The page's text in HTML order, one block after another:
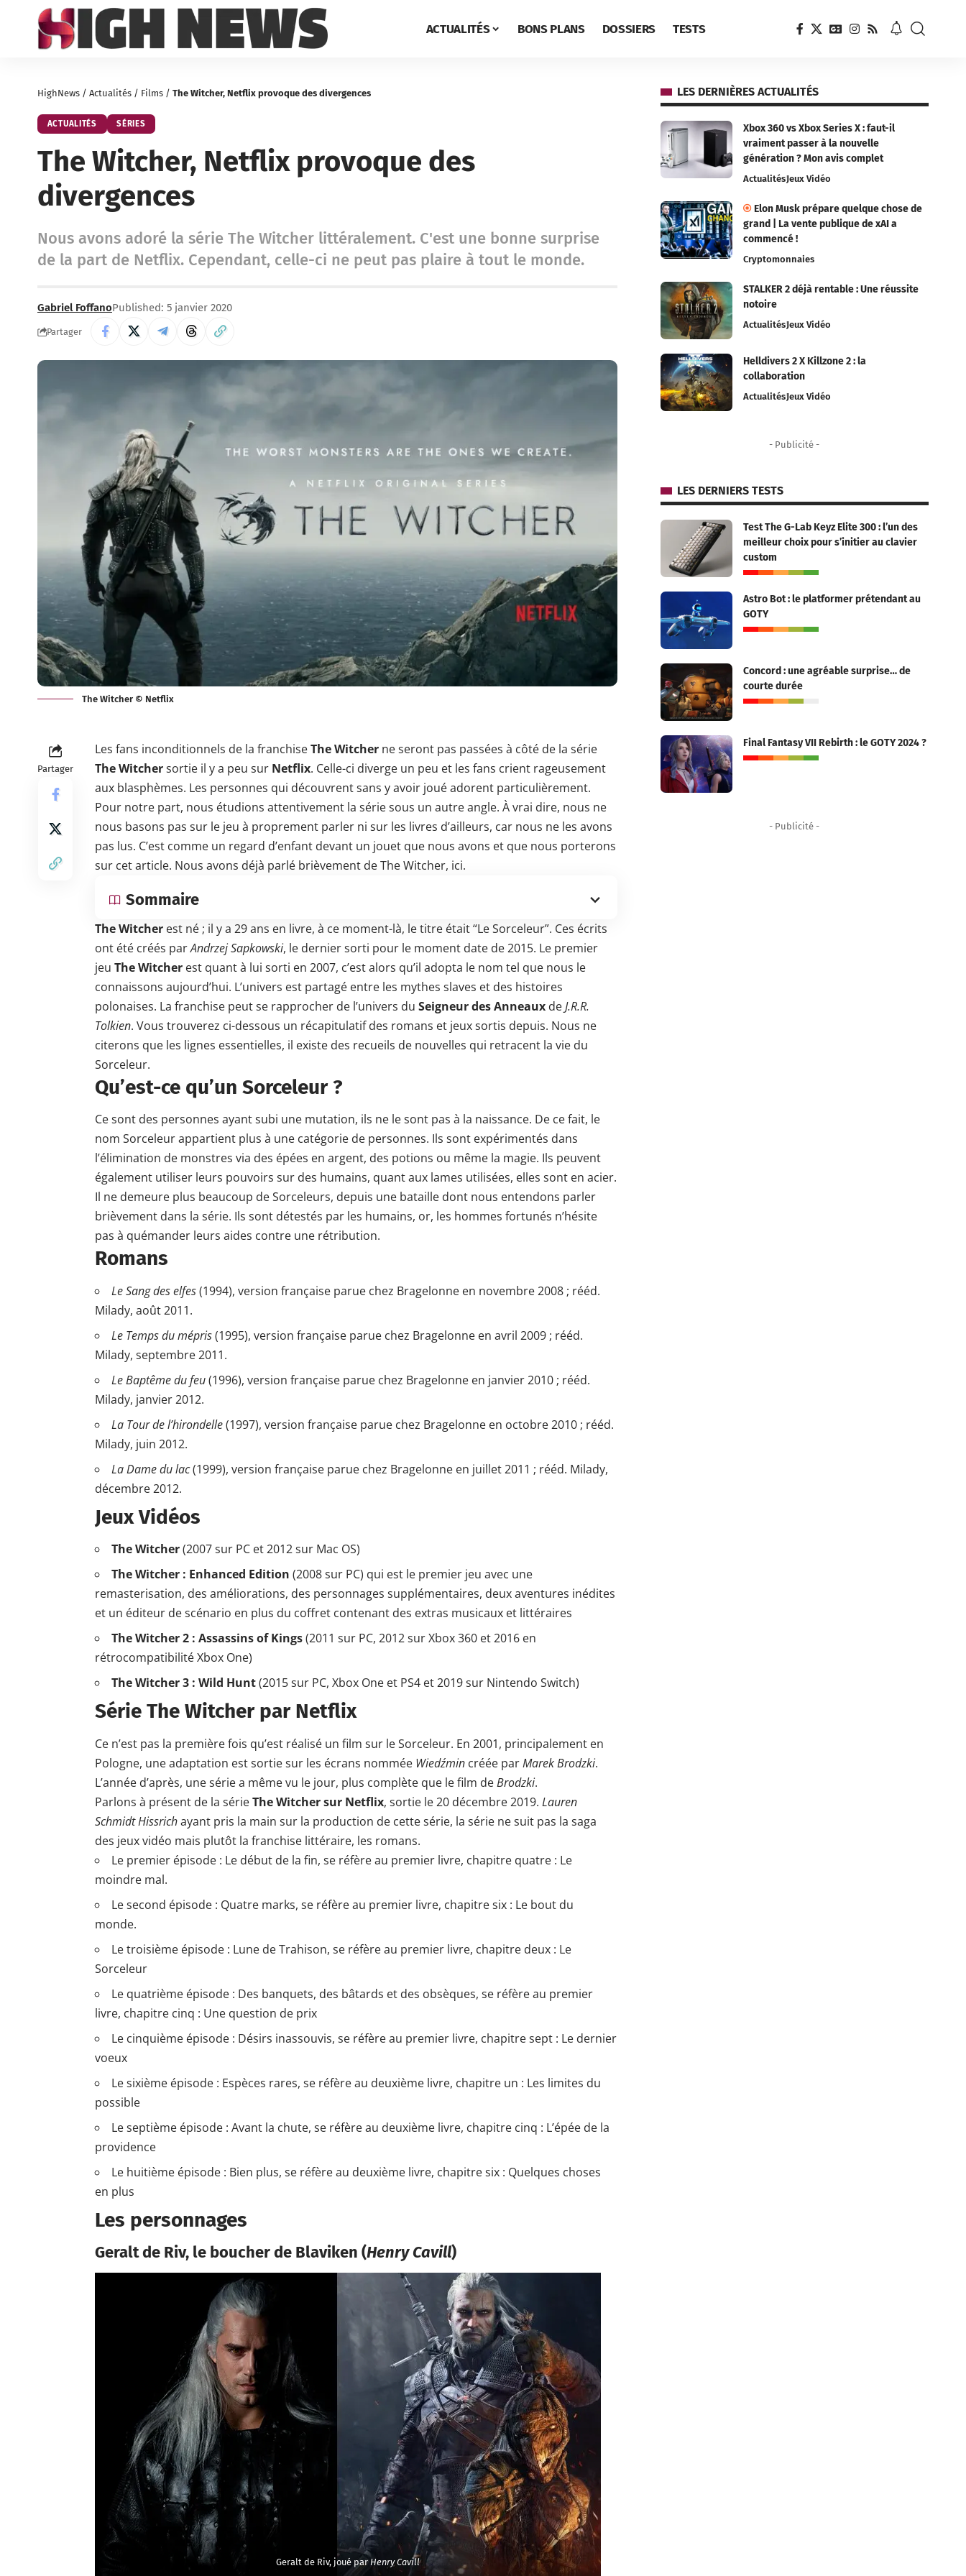
ACTUALITÉS BONS PLANS DOSSIERS TESTS
HighNews / Actualités / Films / The Witcher, Netflix provoque des divergences
ACTUALITÉS SÉRIES
The Witcher, Netflix provoque des
divergences
Nous avons adoré la série The Witcher littéralement. C'est une bonne surprise
de la part de Netflix. Cependant, celle-ci ne peut pas plaire à tout le monde.
Gabriel FoffanoPublished: 5 janvier 2020
Partager
The Witcher © Netflix
Partager
Les fans inconditionnels de la franchiseThe Witcher ne seront pas passées à côté de la série
The Witchersortie il y a peu sur Netflix. Celle-ci diverge un peu et les fans crient rageusement
aux blasphèmes. Les personnes qui découvrent sans y avoir joué adorent particulièrement.
Pour notre part, nous étudions attentivement la série sous un autre angle. À vrai dire, nous ne
nous basons pas sur le jeu à proprement parler ni sur les livres d’ailleurs, car nous ne les avons
pas lus. C’est comme un regard d’enfant devant un jouet que nous avons et que nous porterons
sur cet article. Nous avons déjà parlé brièvement de The Witcher, ici.
Sommaire
The Witcher est né ; il y a 29 ans en livre, à ce moment-là, le titre était “Le Sorceleur”. Ces écrits
ont été créés parAndrzej Sapkowski, le dernier sorti pour le moment date de 2015. Le premier
jeu The Witcher est quant à lui sorti en 2007, c’est alors qu’il adopta le nom tel que nous le
connaissons aujourd’hui. L’univers est partagé entre les mythes slaves et des histoires
polonaises. La franchise peut se rapprocher de l’univers du Seigneur des Anneaux deJ.R.R.
Tolkien. Vous trouverez ci-dessous un récapitulatif des romans et jeux sortis depuis. Nous ne
citerons que les lignes essentielles, il existe des recueils de nouvelles qui retracent la vie du
Sorceleur.
Qu’est-ce qu’un Sorceleur ?
Ce sont des personnes ayant subi une mutation, ils ne le sont pas à la naissance. De ce fait, le
nom Sorceleur appartient plus à une catégorie de personnes. Ils sont expérimentés dans
l’élimination de monstres via des épées en argent, des potions ou même la magie. Ils peuvent
également utiliser leurs pouvoirs sur des humains, quant aux lames utilisées, elles sont en acier.
Il ne demeure plus beaucoup de Sorceleurs, depuis une bataille dont nous entendons parler
brièvement dans la série. Ils sont détestés par les humains, or, les hommes fortunés n’hésite
pas à quémander leurs aides contre une rétribution.
Romans
Le Sang des elfes(1994), version française parue chez Bragelonne en novembre 2008 ; rééd.
Milady, août 2011.
Le Temps du mépris(1995), version française parue chez Bragelonne en avril 2009 ; rééd.
Milady, septembre 2011.
Le Baptême du feu(1996), version française parue chez Bragelonne en janvier 2010 ; rééd.
Milady, janvier 2012.
La Tour de l’hirondelle(1997), version française parue chez Bragelonne en octobre 2010 ; rééd.
Milady, juin 2012.
La Dame du lac(1999), version française parue chez Bragelonne en juillet 2011 ; rééd. Milady,
décembre 2012.
Jeux Vidéos
The Witcher(2007 sur PC et 2012 sur Mac OS)
The Witcher : Enhanced Edition (2008 sur PC) qui est le premier jeu avec une
remasterisation, des améliorations, des personnages supplémentaires, deux aventures inédites
et un éditeur de scénario en plus du coffret contenant des extras musicaux et littéraires
The Witcher 2 : Assassins of Kings(2011 sur PC, 2012 sur Xbox 360 et 2016 en
rétrocompatibilité Xbox One)
The Witcher 3 : Wild Hunt(2015 sur PC, Xbox One et PS4 et 2019 sur Nintendo Switch)
Série The Witcher par Netflix
Ce n’est pas la première fois qu’est réalisé un film sur le Sorceleur. En 2001, principalement en
Pologne, une adaptation est sortie sur les écrans nommée Wiedźmin créée parMarek Brodzki.
L’année d’après, une série a même vu le jour, plus complète que le film deBrodzki.
Parlons à présent de la sérieThe Witcher sur Netflix, sortie le 20 décembre 2019. Lauren
Schmidt Hissrichayant pris la main sur la production de cette série, la série ne suit pas la saga
des jeux vidéo mais plutôt la franchise littéraire, les romans.
Le premier épisode : Le début de la fin, se réfère au premier livre, chapitre quatre : Le
moindre mal.
Le second épisode : Quatre marks, se réfère au premier livre, chapitre six : Le bout du
monde.
Le troisième épisode : Lune de Trahison, se réfère au premier livre, chapitre deux : Le
Sorceleur
Le quatrième épisode : Des banquets, des bâtards et des obsèques, se réfère au premier
livre, chapitre cinq : Une question de prix
Le cinquième épisode : Désirs inassouvis, se réfère au premier livre, chapitre sept : Le dernier
voeux
Le sixième épisode : Espèces rares, se réfère au deuxième livre, chapitre un : Les limites du
possible
Le septième épisode : Avant la chute, se réfère au deuxième livre, chapitre cinq : L’épée de la
providence
Le huitième épisode : Bien plus, se réfère au deuxième livre, chapitre six : Quelques choses
en plus
Les personnages
Geralt de Riv, le boucher de Blaviken (Henry Cavill)
Geralt de Riv, joué parHenry Cavill
LES DERNIÈRES ACTUALITÉS
Xbox 360 vs Xbox Series X : faut-il
vraiment passer à la nouvelle
génération ? Mon avis complet
ActualitésJeux Vidéo
Elon Musk prépare quelque chose de
grand | La vente publique de xAI a
commencé !
Cryptomonnaies
STALKER 2 déjà rentable : Une réussite
notoire
ActualitésJeux Vidéo
Helldivers 2 X Killzone 2 : la
collaboration
ActualitésJeux Vidéo
- Publicité -
LES DERNIERS TESTS
Test The G-Lab Keyz Elite 300 : l’un des
meilleur choix pour s’initier au clavier
custom
Astro Bot : le platformer prétendant au
GOTY
Concord : une agréable surprise… de
courte durée
Final Fantasy VII Rebirth : le GOTY 2024 ?
- Publicité -